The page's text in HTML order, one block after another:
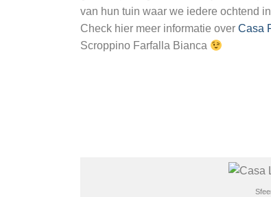
van hun tuin waar we iedere ochtend
Check hier meer informatie over Casa
Scroppino Farfalla Bianca